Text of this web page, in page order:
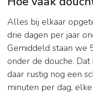
Alles bij elkaar
drie dagen per jaar
Gemiddeld staan we
onder de douche. Dat
daar rustig nog een
minuten per dag,